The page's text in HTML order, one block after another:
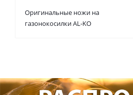
Оригинальные ножи на
газонокосилки AL-KO